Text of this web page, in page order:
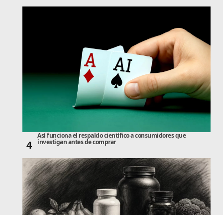
4
Así funciona el respaldo científico a consumidores que
investigan antes de comprar